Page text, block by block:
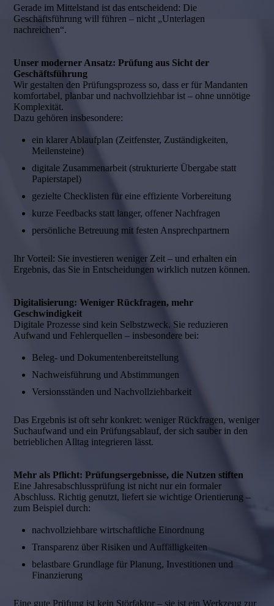
Gerade im Mittelstand ist das entscheidend: Die
Geschäftsführung will führen – nicht „Unterlagen
nachreichen“.
Unser moderner Ansatz: Prüfung aus Sicht der
Geschäftsführung
Wir gestalten den Prüfungsprozess so, dass er für Mandanten
komfortabel, planbar und nachvollziehbar ist – ohne unnötige
Komplexität.
Dazu gehören insbesondere:
ein klarer Ablaufplan (Zeitfenster, Zuständigkeiten,
Meilensteine)
digitale Zusammenarbeit (strukturierte Übergabe statt
Papierstapel)
gezielte Checklisten für eine effiziente Vorbereitung
kurze Feedbacks statt langer, offener Nachfragen
persönliche Betreuung mit festen Ansprechpartnern
Ihr Vorteil: Sie investieren weniger Zeit – und erhalten ein
Ergebnis, das Sie in Entscheidungen wirklich nutzen können.
Digitalisierung: Weniger Rückfragen, mehr
Geschwindigkeit
Digitale Prozesse sind kein Selbstzweck. Sie reduzieren
Aufwand und Fehlerquellen – insbesondere bei:
Beleg- und Dokumentenbereitstellung
Nachweisführung und Abstimmungen
Versionsständen und Nachvollziehbarkeit
Das Ergebnis ist oft sehr konkret: weniger Rückfragen, weniger
Suchaufwand und ein Prüfungsablauf, der sich sauber in den
betrieblichen Alltag integrieren lässt.
Mehr als Pflicht: Prüfungsergebnisse, die Nutzen stiften
Eine Jahresabschlussprüfung ist nicht nur ein formaler
Abschluss. Richtig genutzt, liefert sie wichtige Orientierung –
zum Beispiel durch:
nachvollziehbare wirtschaftliche Einordnung
Transparenz über Risiken und Auffälligkeiten
belastbare Grundlage für Planung, Investitionen und
Finanzierung
Eine gute Prüfung ist kein Störfaktor – sie ist ein Werkzeug zur